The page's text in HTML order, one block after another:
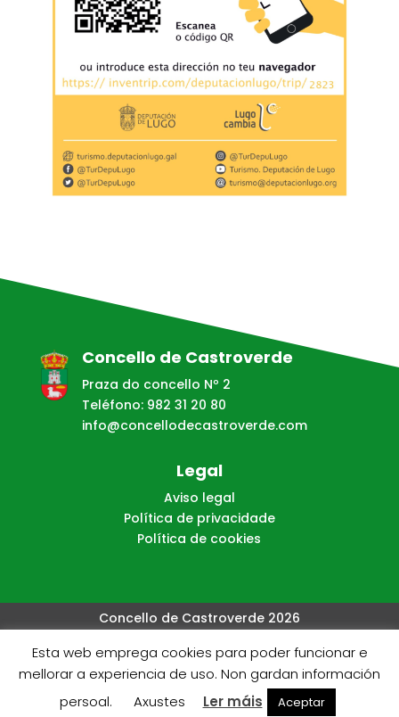
Concello de Castroverde
Praza do concello Nº 2
Teléfono: 982 31 20 80
info@concellodecastroverde.com
Legal
Aviso legal
Política de privacidade
Política de cookies
Concello de Castroverde 2026
Web creada, aloxada e mantida por Café Dixital SL - 2026.
Visítanos enhttps://cafedixital.comou ponte en
contacto con nos en
info@cafedixital.com
Esta web emprega cookies para poder funcionar e
mellorar a experiencia de uso. Non gardan información
persoal.
Axustes Ler máis Aceptar